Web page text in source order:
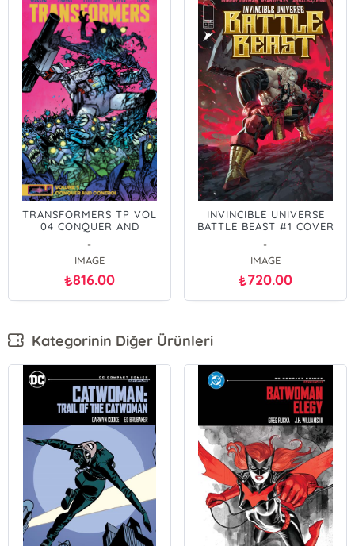
TRANSFORMERS TP VOL
04 CONQUER AND
WARREN JOHNSON &
MIKE SPICER COVER
-
IMAGE
₺816.00
INVINCIBLE UNIVERSE
BATTLE BEAST #1 COVER
VARIANT
-
IMAGE
₺720.00
Kategorinin Diğer Ürünleri